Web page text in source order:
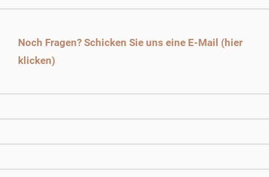
Noch Fragen? Schicken Sie uns eine E-Mail (hier
klicken)